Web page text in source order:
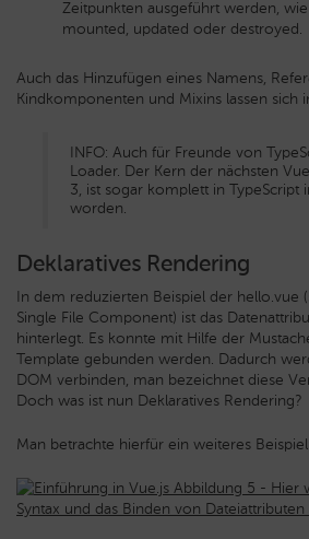
Zeitpunkten ausgeführt werden,
mounted, updated oder destroyed.
Auch das Hinzufügen eines Namens,
Kindkomponenten und Mixins lassen sich
INFO: Auch für Freunde von
Loader. Der Kern der nächsten
3, ist sogar komplett in TypeScript
worden.
Deklaratives Rendering
In dem reduzierten Beispiel der hello.vue
Single File Component) ist das
hinterlegt. Es konnte mit Hilfe der
Template gebunden werden. Dadurch
DOM verbinden, man bezeichnet diese
Doch was ist nun Deklaratives Rendering?
Man betrachte hierfür ein weiteres Beispiel: